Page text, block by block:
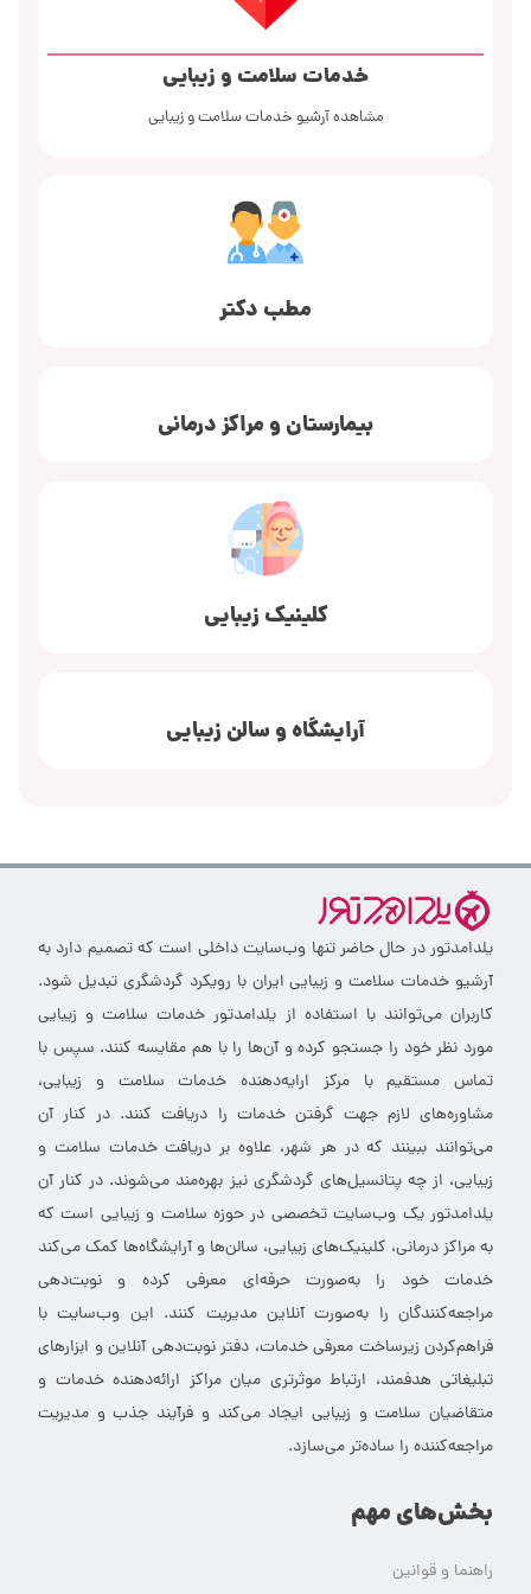
خدمات سلامت و زیبایی
مشاهده آرشیو خدمات سلامت و زیبایی
مطب دکتر
بیمارستان و مراکز درمانی
یلدامدتور در حال حاضر تنها وب‌سایت داخلی است که تصمیم دارد به
آرشیو خدمات سلامت و زیبایی ایران با رویکرد گردشگری تبدیل شود.
کاربران می‌توانند با استفاده از یلدامدتور خدمات سلامت و زیبایی
مورد نظر خود را جستجو کرده و آن‌ها را با هم مقایسه کنند. سپس با
تماس مستقیم با مرکز ارایه‌دهنده خدمات سلامت و زیبایی،
مشاوره‌های لازم جهت گرفتن خدمات را دریافت کنند. در کنار آن
می‌توانند ببینند که در هر شهر، علاوه بر دریافت خدمات سلامت و
زیبایی، از چه پتانسیل‌های گردشگری نیز بهره‌مند می‌شوند. در کنار آن
یلدامدتور یک وب‌سایت تخصصی در حوزه سلامت و زیبایی است که
به مراکز درمانی، کلینیک‌های زیبایی، سالن‌ها و آرایشگاه‌ها کمک می‌کند
خدمات خود را به‌صورت حرفه‌ای معرفی کرده و نوبت‌دهی
فراهم‌کردن زیرساخت معرفی خدمات، دفتر نوبت‌دهی آنلاین و ابزارهای
تبلیغاتی هدفمند، ارتباط موثرتری میان مراکز ارائه‌دهنده خدمات و
متقاضیان سلامت و زیبایی ایجاد می‌کند و فرآیند جذب و مدیریت